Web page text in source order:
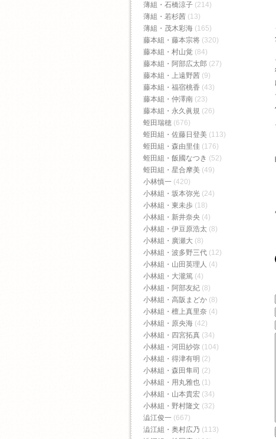
薄組・石橋涼子 (214)
薄組・若杉茜 (13)
薄組・茂木彩海 (165)
藤本組・藤本宗将 (320)
藤本組・村山覚 (84)
藤本組・阿部広太郎 (27)
藤本組・上遠野茜 (9)
藤本組・福宿桃香‬ (43)
藤本組・仲澤南 (23)
藤本組・永久眞規 (26)
蛭田瑞穂 (676)
蛭田組・佐藤日登美 (113)
蛭田組・森由里佳 (176)
蛭田組・飯國なつき (52)
蛭田組・星合摩美 (49)
小林慎一 (420)
小林組・坂本弥光 (24)
小林組・東未歩 (18)
小林組・新井奈央 (4)
小林組・伊豆原浩太 (8)
小林組・廣瀬大 (8)
小林組・波多野三代 (12)
小林組・山田英理人 (4)
小林組・大瀧篤 (4)
小林組・阿部友紀 (8)
小林組・高阪まどか (8)
小林組・檀上真里奈 (4)
小林組・原央海 (42)
小林組・四宮拓真 (34)
小林組・河田紗弥 (104)
小林組・得津有明 (2)
小林組・森田隼司 (2)
小林組・用丸雅也 (1)
小林組・山本貴宏 (34)
小林組・野村隆文 (32)
澁江俊一 (667)
澁江組・奥村広乃 (113)